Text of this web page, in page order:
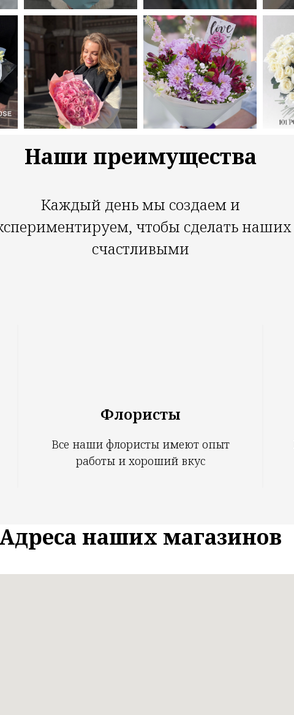
Наши преимущества
Каждый день мы создаем и
чтобы сделать наших
счастливыми
Флористы
Все наши флористы имеют опыт
работы и хороший вкус
Адреса наших магазинов